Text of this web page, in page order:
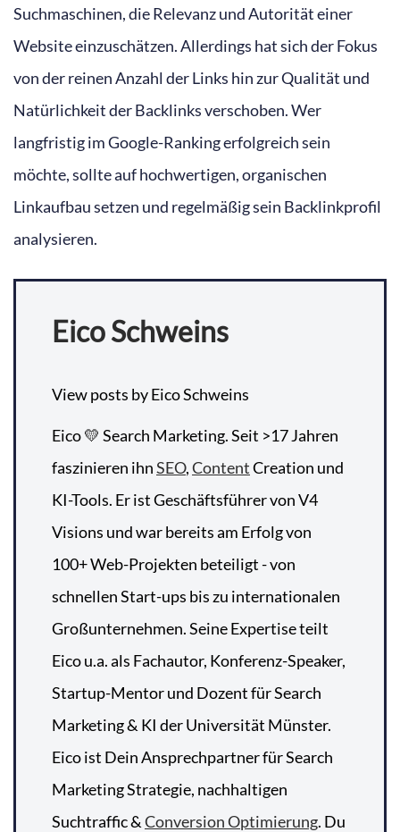
Suchmaschinen, die Relevanz und Autorität einer
Website einzuschätzen. Allerdings hat sich der Fokus
von der reinen Anzahl der Links hin zur Qualität und
Natürlichkeit der Backlinks verschoben. Wer
langfristig im Google-Ranking erfolgreich sein
möchte, sollte auf hochwertigen, organischen
Linkaufbau setzen und regelmäßig sein Backlinkprofil
analysieren.
Eico Schweins
View posts by Eico Schweins
Eico 💛 Search Marketing. Seit >17 Jahren
faszinieren ihnSEO,ContentCreation und
KI-Tools. Er ist Geschäftsführer von V4
Visions und war bereits am Erfolg von
100+ Web-Projekten beteiligt - von
schnellen Start-ups bis zu internationalen
Großunternehmen. Seine Expertise teilt
Eico u.a. als Fachautor, Konferenz-Speaker,
Startup-Mentor und Dozent für Search
Marketing & KI der Universität Münster.
Eico ist Dein Ansprechpartner für Search
Marketing Strategie, nachhaltigen
Suchtraffic &Conversion Optimierung. Du